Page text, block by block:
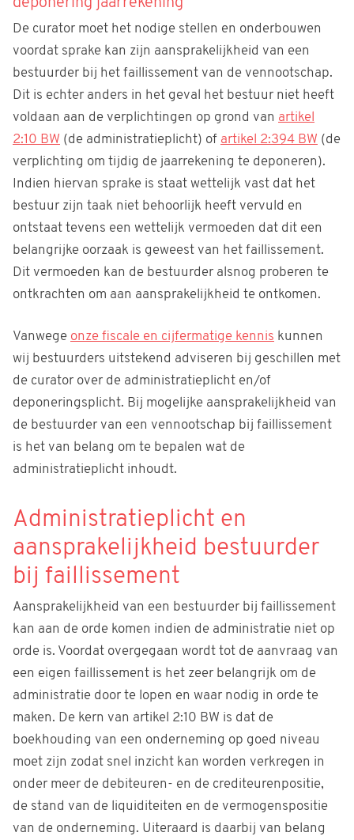
deponering jaarrekening
De curator moet het nodige stellen en onderbouwen
voordat sprake kan zijn aansprakelijkheid van een
bestuurder bij het faillissement van de vennootschap.
Dit is echter anders in het geval het bestuur niet heeft
voldaan aan de verplichtingen op grond van artikel
2:10 BW (de administratieplicht) of artikel 2:394 BW (de
verplichting om tijdig de jaarrekening te deponeren).
Indien hiervan sprake is staat wettelijk vast dat het
bestuur zijn taak niet behoorlijk heeft vervuld en
ontstaat tevens een wettelijk vermoeden dat dit een
belangrijke oorzaak is geweest van het faillissement.
Dit vermoeden kan de bestuurder alsnog proberen te
ontkrachten om aan aansprakelijkheid te ontkomen.
Vanwege onze fiscale en cijfermatige kennis kunnen
wij bestuurders uitstekend adviseren bij geschillen met
de curator over de administratieplicht en/of
deponeringsplicht. Bij mogelijke aansprakelijkheid van
de bestuurder van een vennootschap bij faillissement
is het van belang om te bepalen wat de
administratieplicht inhoudt.
Administratieplicht en
aansprakelijkheid bestuurder
bij faillissement
Aansprakelijkheid van een bestuurder bij faillissement
kan aan de orde komen indien de administratie niet op
orde is. Voordat overgegaan wordt tot de aanvraag van
een eigen faillissement is het zeer belangrijk om de
administratie door te lopen en waar nodig in orde te
maken. De kern van artikel 2:10 BW is dat de
boekhouding van een onderneming op goed niveau
moet zijn zodat snel inzicht kan worden verkregen in
onder meer de debiteuren- en de crediteurenpositie,
de stand van de liquiditeiten en de vermogenspositie
van de onderneming. Uiteraard is daarbij van belang